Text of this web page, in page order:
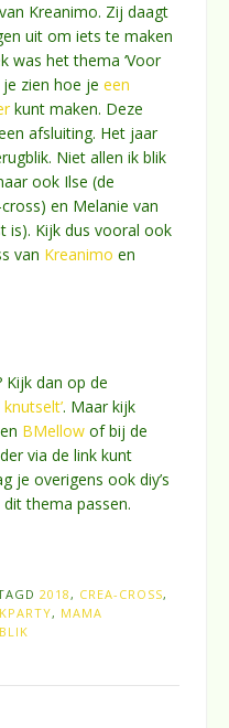
Kreanimo. Zij daagt
uit om iets te maken
was het thema ‘Voor
zien hoe je een
kunt maken. Deze
afsluiting. Het jaar
Niet allen ik blik
ook Ilse (de
en Melanie van
is). Kijk dus vooral ook
van Kreanimo en
Kijk dan op de
. Maar kijk
en BMellow of bij de
via de link kunt
je overigens ook diy’s
thema passen.
2018, CREA-CROSS,
, MAMA